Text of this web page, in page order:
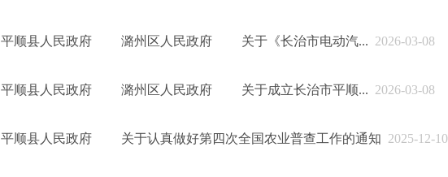
平顺县人民政府 潞州区人民政府 关于《长治市电动汽... 2026-03-08
平顺县人民政府 潞州区人民政府 关于成立长治市平顺... 2026-03-08
平顺县人民政府 关于认真做好第四次全国农业普查工作的通知 2025-12-10